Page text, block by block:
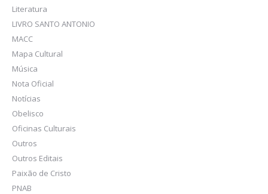
Literatura
LIVRO SANTO ANTONIO
MACC
Mapa Cultural
Música
Nota Oficial
Notícias
Obelisco
Oficinas Culturais
Outros
Outros Editais
Paixão de Cristo
PNAB